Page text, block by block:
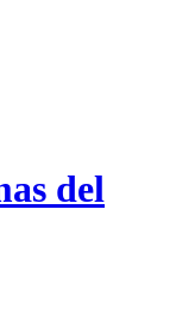
del